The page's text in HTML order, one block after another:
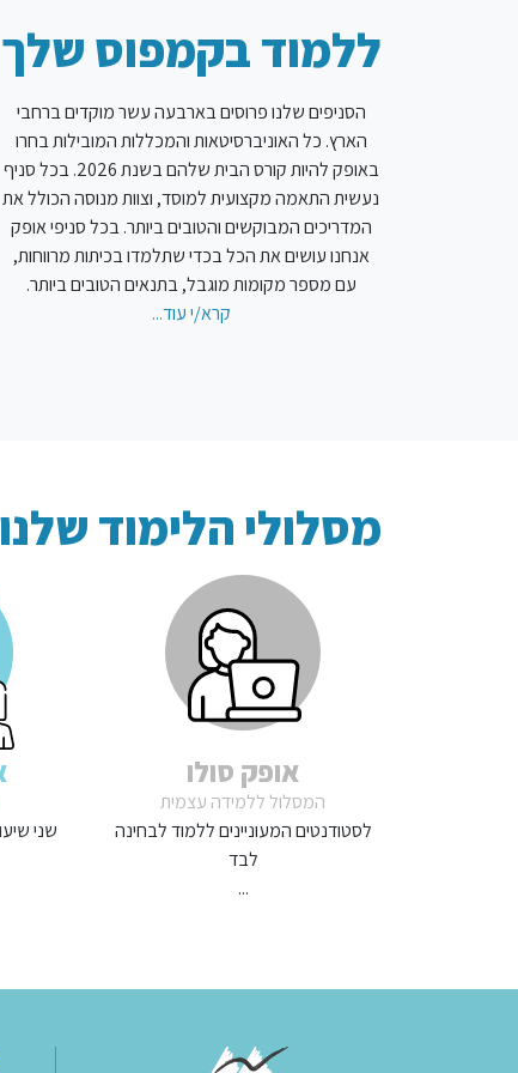
ללמוד בקמפוס שלך
הסניפים שלנו פרוסים בארבעה עשר מוקדים ברחבי
הארץ. כל האוניברסיטאות והמכללות המובילות בחרו
באופק להיות קורס הבית שלהם בשנת 2026. בכל סניף
נעשית התאמה מקצועית למוסד, וצוות מנוסה הכולל את
המדריכים המבוקשים והטובים ביותר. בכל סניפי אופק
אנחנו עושים את הכל בכדי שתלמדו בכיתות מרווחות,
עם מספר מקומות מוגבל, בתנאים הטובים ביותר.
קרא/י עוד...
מסלולי הלימוד שלנו
אופק סולו
המסלול ללמידה עצמית
לסטודנטים המעוניינים ללמוד לבחינה
לבד
...
שני